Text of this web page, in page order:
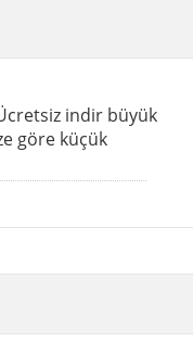
indir büyük
göre küçük